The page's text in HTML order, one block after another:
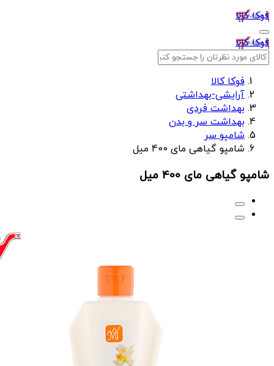
فوکا کالا
فوکا کالا
فوکا کالا
آرایشی-بهداشتی
بهداشت فردی
بهداشت سر و بدن
شامپو سر
شامپو گیاهی مای 400 میل
شامپو گیاهی مای 400 میل